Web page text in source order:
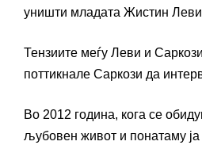
уништи младата Жистин
Тензиите меѓу Леви и
поттикнале Саркози да
Во 2012 година, кога се
љубовен живот и понатаму ја